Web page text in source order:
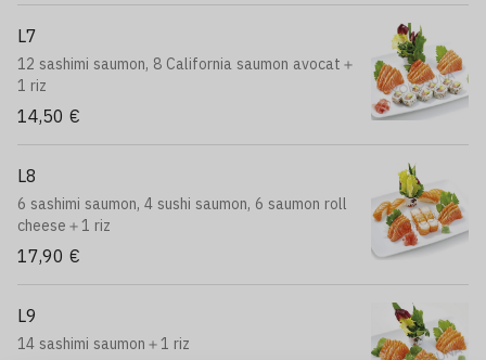
L7
12 sashimi saumon, 8 California saumon avocat＋
1 riz
14,50 €
L8
6 sashimi saumon, 4 sushi saumon, 6 saumon roll
cheese＋1 riz
17,90 €
L9
14 sashimi saumon＋1 riz